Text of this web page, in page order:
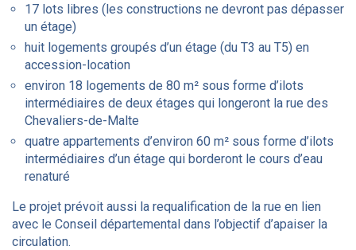
17 lots libres (les constructions ne devront pas dépasser
un étage)
huit logements groupés d’un étage (du T3 au T5) en
accession-location
environ 18 logements de 80 m² sous forme d’ilots
intermédiaires de deux étages qui longeront la rue des
Chevaliers-de-Malte
quatre appartements d’environ 60 m² sous forme d’ilots
intermédiaires d’un étage qui borderont le cours d’eau
renaturé
Le projet prévoit aussi la requalification de la rue en lien
avec le Conseil départemental dans l’objectif d’apaiser la
circulation.